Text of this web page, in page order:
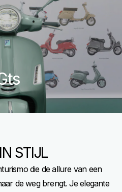
STIJL
die de allure van een
de weg brengt. Je elegante